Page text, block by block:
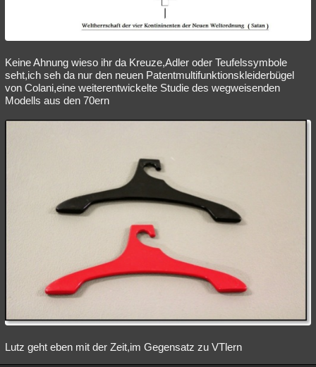
Keine Ahnung wieso ihr da Kreuze,Adler oder Teufelssymbole
seht,ich seh da nur den neuen Patentmultifunktionskleiderbügel
von Colani,eine weiterentwickelte Studie des wegweisenden
Modells aus den 70ern
Lutz geht eben mit der Zeit,im Gegensatz zu VTlern